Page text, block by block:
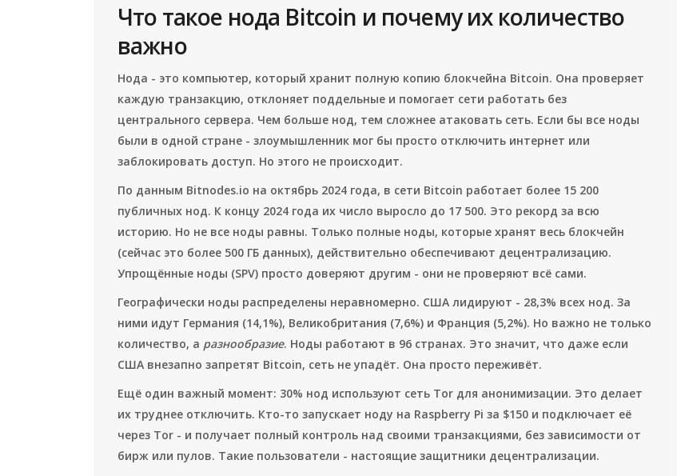
Что такое нода Bitcoin и почему их количество
важно
Нода - это компьютер, который хранит полную копию блокчейна Bitcoin. Она проверяет
каждую транзакцию, отклоняет поддельные и помогает сети работать без
центрального сервера. Чем больше нод, тем сложнее атаковать сеть. Если бы все ноды
были в одной стране - злоумышленник мог бы просто отключить интернет или
заблокировать доступ. Но этого не происходит.
По данным Bitnodes.io на октябрь 2024 года, в сети Bitcoin работает более 15 200
публичных нод. К концу 2024 года их число выросло до 17 500. Это рекорд за всю
историю. Но не все ноды равны. Только полные ноды, которые хранят весь блокчейн
(сейчас это более 500 ГБ данных), действительно обеспечивают децентрализацию.
Упрощённые ноды (SPV) просто доверяют другим - они не проверяют всё сами.
Географически ноды распределены неравномерно. США лидируют - 28,3% всех нод. За
ними идут Германия (14,1%), Великобритания (7,6%) и Франция (5,2%). Но важно не только
количество, а разнообразие. Ноды работают в 96 странах. Это значит, что даже если
США внезапно запретят Bitcoin, сеть не упадёт. Она просто переживёт.
Ещё один важный момент: 30% нод используют сеть Tor для анонимизации. Это делает
их труднее отключить. Кто-то запускает ноду на Raspberry Pi за $150 и подключает её
через Tor - и получает полный контроль над своими транзакциями, без зависимости от
бирж или пулов. Такие пользователи - настоящие защитники децентрализации.